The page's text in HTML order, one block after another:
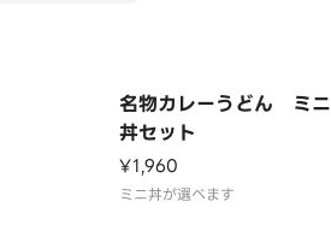
名物カレーうどん ミニ
丼セット
¥1,960
ミニ丼が選べます